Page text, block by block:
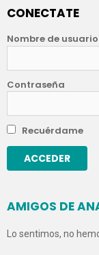
CONECTATE
Nombre de usuario
Contraseña
Recuérdame
AMIGOS DE
Lo sentimos, no